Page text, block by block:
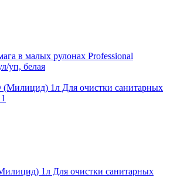
в малых рулонах Professional
уп, белая
1л Для очистки санитарных